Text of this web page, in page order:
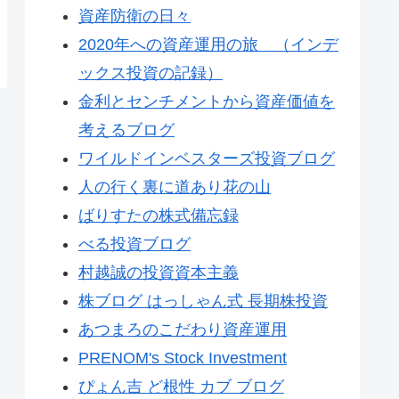
資産防衛の日々
2020年への資産運用の旅 （インデ
ックス投資の記録）
金利とセンチメントから資産価値を
考えるブログ
ワイルドインベスターズ投資ブログ
人の行く裏に道あり花の山
ばりすたの株式備忘録
べる投資ブログ
村越誠の投資資本主義
株ブログ はっしゃん式 長期株投資
あつまろのこだわり資産運用
PRENOM's Stock Investment
ぴょん吉 ど根性 カブ ブログ